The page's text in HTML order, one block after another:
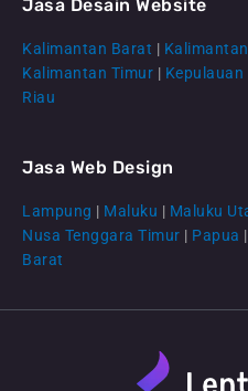
CS
Jasa Desain Website
Kalimantan Barat |
Kalimantan Timur |
Riau
Jasa Web Design
Lampung | Maluku | Maluku
Nusa Tenggara Timur | Papua |
Barat